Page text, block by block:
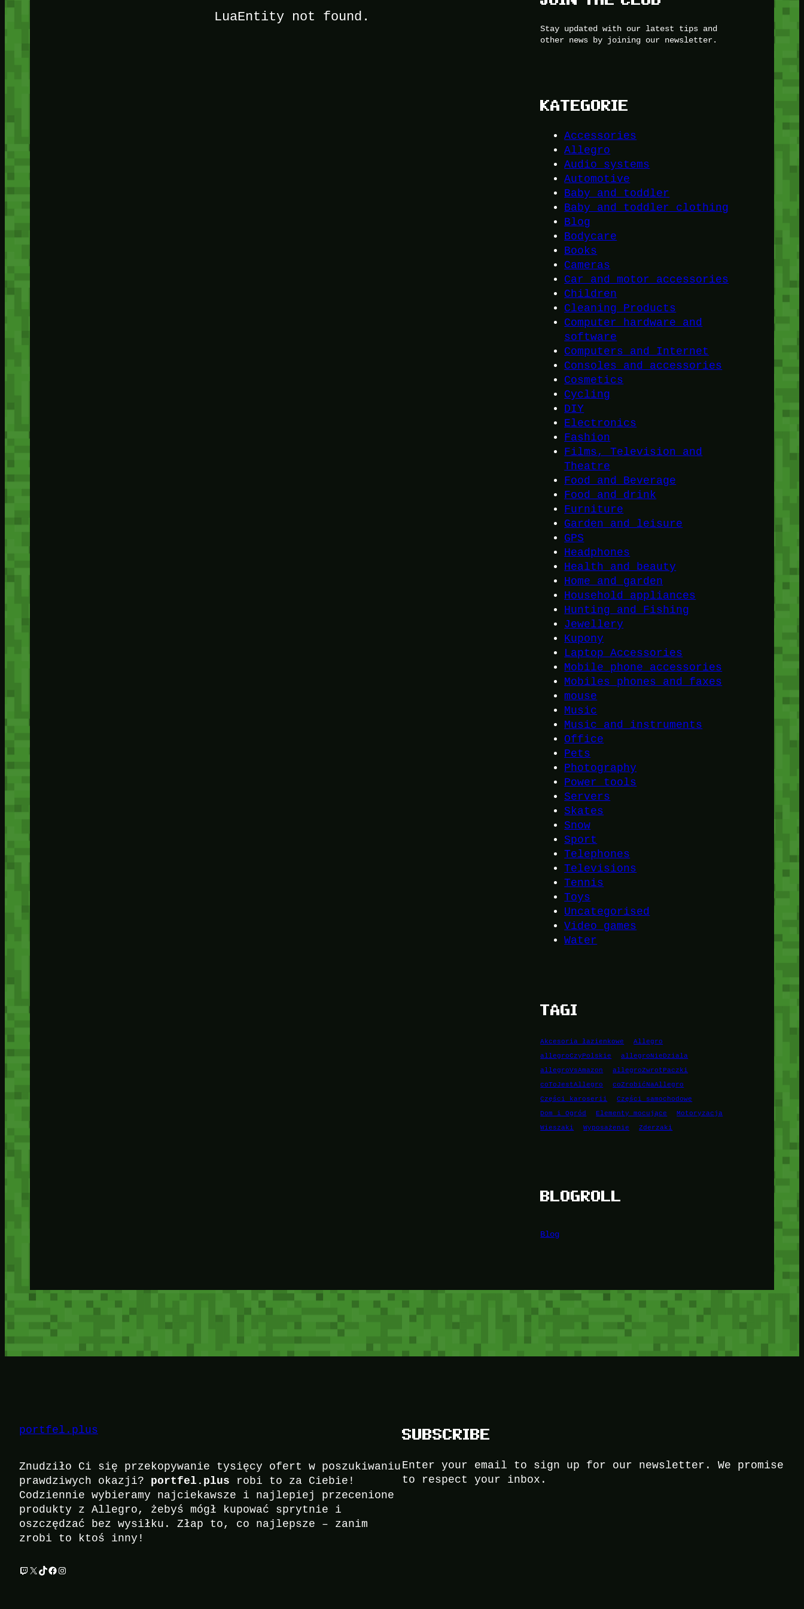
LuaEntity not found.
Stay updated with our latest tips and
other news by joining our newsletter.
KATEGORIE
Accessories
Allegro
Audio systems
Automotive
Baby and toddler
Baby and toddler clothing
Blog
Bodycare
Books
Cameras
Car and motor accessories
Children
Cleaning Products
Computer hardware and
software
Computers and Internet
Consoles and accessories
Cosmetics
Cycling
DIY
Electronics
Fashion
Films, Television and
Theatre
Food and Beverage
Food and drink
Furniture
Garden and leisure
GPS
Headphones
Health and beauty
Home and garden
Household appliances
Hunting and Fishing
Jewellery
Kupony
Laptop Accessories
Mobile phone accessories
Mobiles phones and faxes
mouse
Music
Music and instruments
Office
Pets
Photography
Power tools
Servers
Skates
Snow
Sport
Telephones
Televisions
Tennis
Toys
Uncategorised
Video games
Water
TAGI
Akcesoria łazienkowe
Allegro
allegroCzyPolskie
allegroNieDziala
allegroVsAmazon
allegroZwrotPaczki
coToJestAllegro
coZrobićNaAllegro
Części karoserii
Części samochodowe
Dom i Ogród
Elementy mocujące
Motoryzacja
Wieszaki
Wyposażenie Zderzaki
BLOGROLL
Blog
portfel.plus
Znudziło Ci się przekopywanie tysięcy ofert w poszukiwaniu
prawdziwych okazji? portfel.plus robi to za Ciebie!
Codziennie wybieramy najciekawsze i najlepiej przecenione
produkty z Allegro, żebyś mógł kupować sprytnie i
oszczędzać bez wysiłku. Złap to, co najlepsze – zanim
zrobi to ktoś inny!
Twitch X TikTok Facebook Instagram
SUBSCRIBE
Enter your email to sign up for our newsletter. We promise
to respect your inbox.